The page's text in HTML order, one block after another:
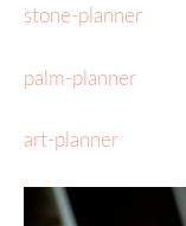
stone-planner
palm-planner
art-planner